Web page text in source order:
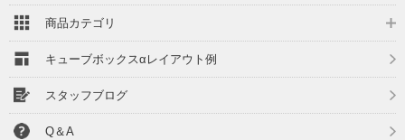
商品カテゴリ
キューブボックスαレイアウト例
スタッフブログ
Q＆A